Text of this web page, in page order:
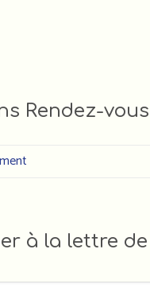
Rendez-vous
à la lettre de